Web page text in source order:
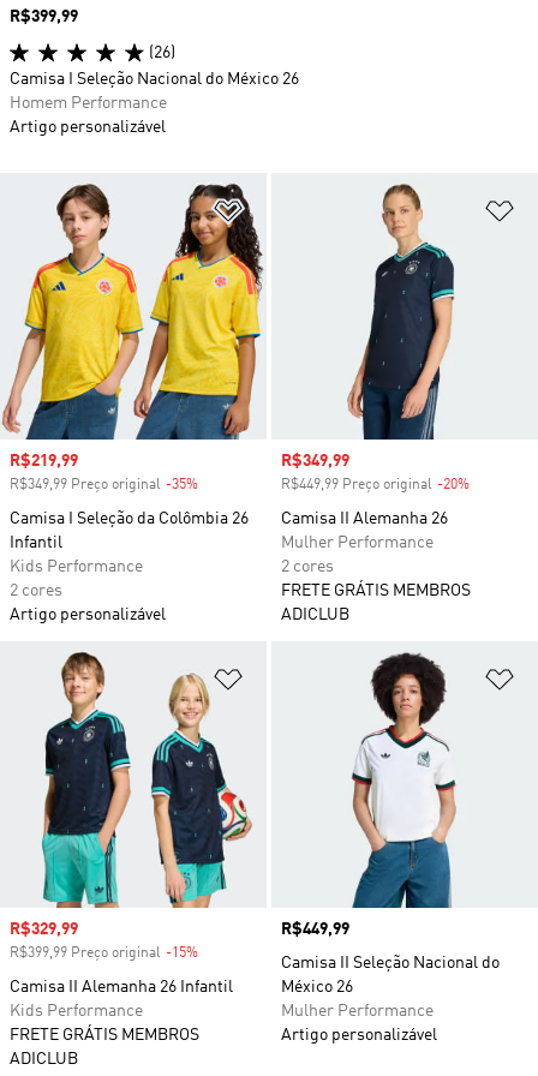
Adicionar à Lista de Desejos
Preço com desconto
R$219,99
R$349,99 Preço original -35%
Camisa I Seleção da Colômbia 26
Infantil
Kids Performance
2 cores
Artigo personalizável
Preço com desconto
R$349,99
R$449,99 Preço original -20%
Camisa II Alemanha 26
Mulher Performance
2 cores
FRETE GRÁTIS MEMBROS
ADICLUB
Adicionar à Lista de Desejos
Preço com desconto
R$329,99
R$399,99 Preço original -15%
Camisa II Alemanha 26 Infantil
Kids Performance
FRETE GRÁTIS MEMBROS
ADICLUB
Preço
R$449,99
Camisa II Seleção Nacional do
México 26
Mulher Performance
Artigo personalizável
Preço
R$399,99
(26)
Camisa I Seleção Nacional do México 26
Homem Performance
Artigo personalizável